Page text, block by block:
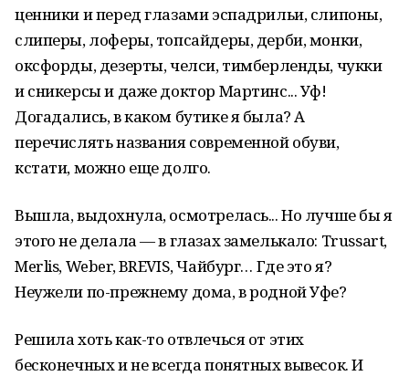
ценники и перед глазами эспадрильи, слипоны,
слиперы, лоферы, топсайдеры, дерби, монки,
оксфорды, дезерты, челси, тимберленды, чукки
и сникерсы и даже доктор Мартинс... Уф!
Догадались, в каком бутике я была? А
перечислять названия современной обуви,
кстати, можно еще долго.
Вышла, выдохнула, осмотрелась... Но лучше бы я
этого не делала — в глазах замелькало: Trussart,
Merlis, Weber, BREVIS, Чайбург… Где это я?
Неужели по-прежнему дома, в родной Уфе?
Решила хоть как-то отвлечься от этих
бесконечных и не всегда понятных вывесок. И